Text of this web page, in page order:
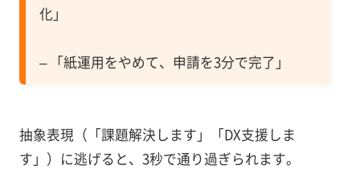
化」
– 「紙運用をやめて、申請を3分で完了」
抽象表現（「課題解決します」「DX支援しま
す」）に逃げると、3秒で通り過ぎられます。